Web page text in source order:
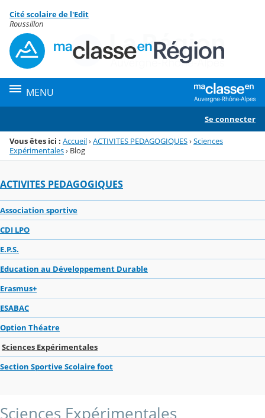
Menu de la rubrique
Contenu
Cité scolaire de l'Edit
Roussillon
MENU
Se connecter
Vous êtes ici : Accueil›ACTIVITES PEDAGOGIQUES›Sciences
Expérimentales› Blog
ACTIVITES PEDAGOGIQUES
Association sportive
CDI LPO
E.P.S.
Education au Développement Durable
Erasmus+
ESABAC
Option Théatre
Sciences Expérimentales
Section Sportive Scolaire foot
Sciences Expérimentales